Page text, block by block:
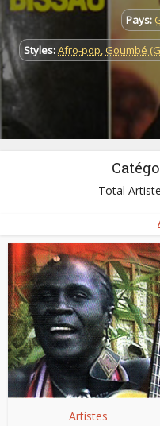
Pays:
Styles:Afro-pop,Goumbé
Total
Artistes